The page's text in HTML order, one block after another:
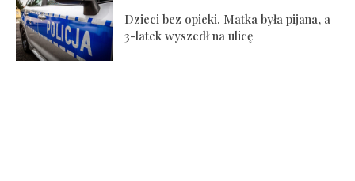
Dzieci bez opieki. Matka była pijana, a
3-latek wyszedł na ulicę